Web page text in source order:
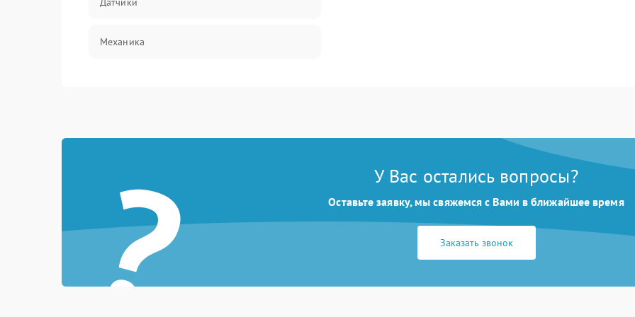
Механика
? У Вас остались вопросы?
Оставьте заявку, мы свяжемся с Вами в ближайшее время
Заказать звонок